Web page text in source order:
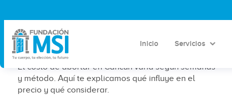
Inicio Servicios
Precios aproximados 2026 y
factores que influyen
El costo de abortar en Cancún varía según semanas
y método. Aquí te explicamos qué influye en el
precio y qué considerar.